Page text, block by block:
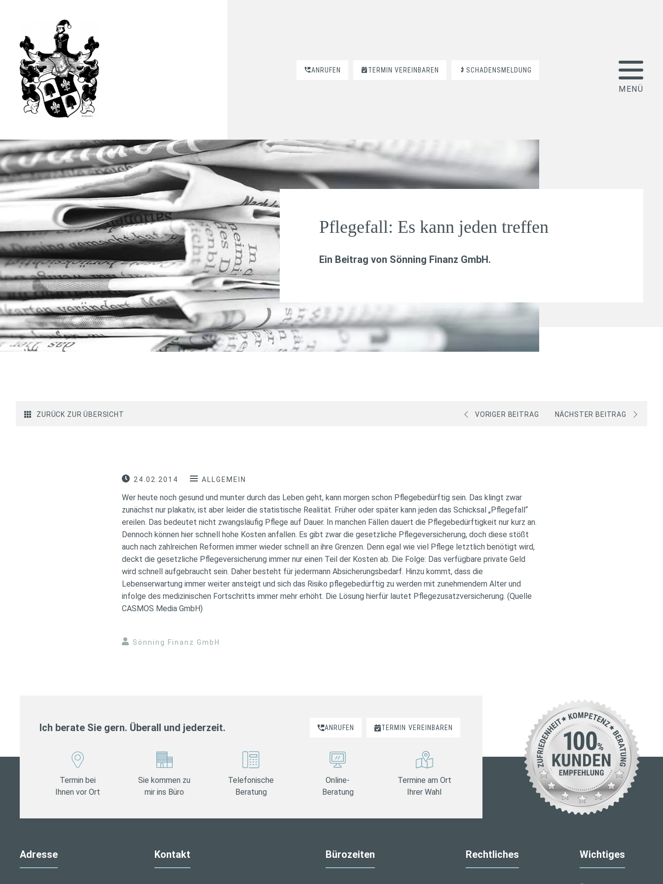
ANRUFEN TERMIN VEREINBAREN SCHADENSMELDUNG
Pflegefall: Es kann jeden treffen
Ein Beitrag von Sönning Finanz GmbH.
ZURÜCK ZUR ÜBERSICHT VORIGER BEITRAG NÄCHSTER BEITRAG
24.02.2014 ALLGEMEIN
Wer heute noch gesund und munter durch das Leben geht, kann morgen schon Pflegebedürftig sein. Das klingt zwar
zunächst nur plakativ, ist aber leider die statistische Realität. Früher oder später kann jeden das Schicksal „Pflegefall“
ereilen. Das bedeutet nicht zwangsläufig Pflege auf Dauer. In manchen Fällen dauert die Pflegebedürftigkeit nur kurz an.
Dennoch können hier schnell hohe Kosten anfallen. Es gibt zwar die gesetzliche Pflegeversicherung, doch diese stößt
auch nach zahlreichen Reformen immer wieder schnell an ihre Grenzen. Denn egal wie viel Pflege letztlich benötigt wird,
deckt die gesetzliche Pflegeversicherung immer nur einen Teil der Kosten ab. Die Folge: Das verfügbare private Geld
wird schnell aufgebraucht sein. Daher besteht für jedermann Absicherungsbedarf. Hinzu kommt, dass die
Lebenserwartung immer weiter ansteigt und sich das Risiko pflegebedürftig zu werden mit zunehmendem Alter und
infolge des medizinischen Fortschritts immer mehr erhöht. Die Lösung hierfür lautet Pflegezusatzversicherung. (Quelle
CASMOS Media GmbH)
Sönning Finanz GmbH
Ich berate Sie gern. Überall und jederzeit. ANRUFEN TERMIN VEREINBAREN
Termin bei
Ihnen vor Ort
Sie kommen zu
mir ins Büro
Telefonische
Beratung
Online-
Beratung
Termine am Ort
Ihrer Wahl
Adresse Kontakt Bürozeiten Rechtliches Wichtiges